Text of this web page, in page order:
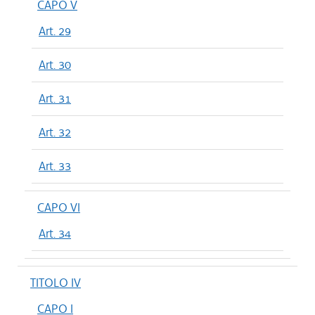
CAPO V
Art. 29
Art. 30
Art. 31
Art. 32
Art. 33
CAPO VI
Art. 34
TITOLO IV
CAPO I